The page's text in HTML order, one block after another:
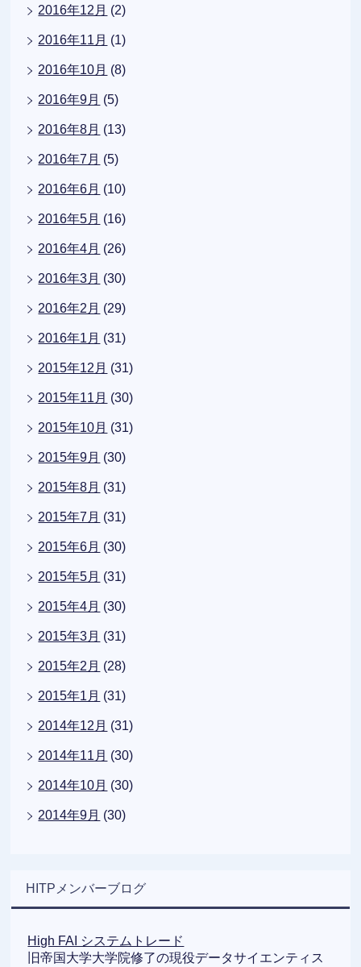
2016年12月 (2)
2016年11月 (1)
2016年10月 (8)
2016年9月 (5)
2016年8月 (13)
2016年7月 (5)
2016年6月 (10)
2016年5月 (16)
2016年4月 (26)
2016年3月 (30)
2016年2月 (29)
2016年1月 (31)
2015年12月 (31)
2015年11月 (30)
2015年10月 (31)
2015年9月 (30)
2015年8月 (31)
2015年7月 (31)
2015年6月 (30)
2015年5月 (31)
2015年4月 (30)
2015年3月 (31)
2015年2月 (28)
2015年1月 (31)
2014年12月 (31)
2014年11月 (30)
2014年10月 (30)
2014年9月 (30)
HITPメンバーブログ
High FAI システムトレード
旧帝国大学大学院修了の現役データサイエンティス